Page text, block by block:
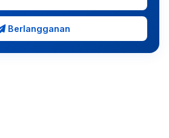
Berlangganan